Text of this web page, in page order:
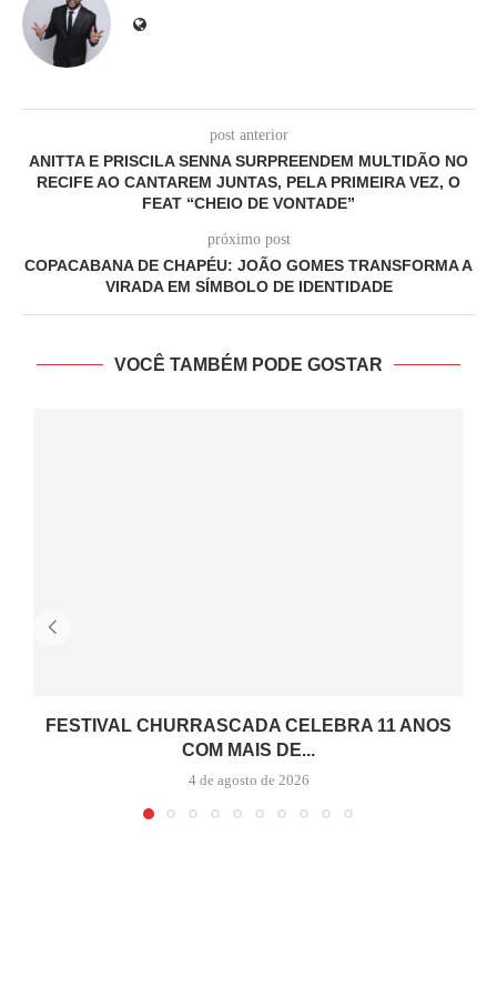
post anterior
ANITTA E PRISCILA SENNA SURPREENDEM MULTIDÃO NO
RECIFE AO CANTAREM JUNTAS, PELA PRIMEIRA VEZ, O
FEAT “CHEIO DE VONTADE”
próximo post
COPACABANA DE CHAPÉU: JOÃO GOMES TRANSFORMA A
VIRADA EM SÍMBOLO DE IDENTIDADE
VOCÊ TAMBÉM PODE GOSTAR
FESTIVAL CHURRASCADA CELEBRA 11 ANOS
COM MAIS DE...
4 de agosto de 2026